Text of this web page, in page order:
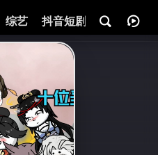
综艺 抖音短剧 即将热映